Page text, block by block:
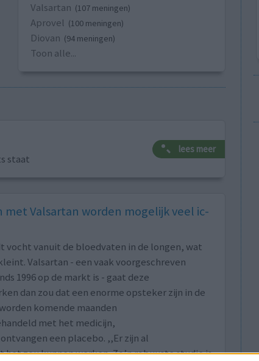
Valsartan (107 meningen)
Aprovel (100 meningen)
Diovan (94 meningen)
Toon alle...
staat
lees meer
Valsartan worden mogelijk veel ic-
vanuit de bloedvaten in de longen, wat
Valsartan - een vaak voorgeschreven
1996 op de markt is - gaat deze
dan zou dat een enorme opsteker zijn in de
komende maanden
met het medicijn,
een placebo. ,,Er zijn al
zou kunnen werken. Zo’n robuuste studie is